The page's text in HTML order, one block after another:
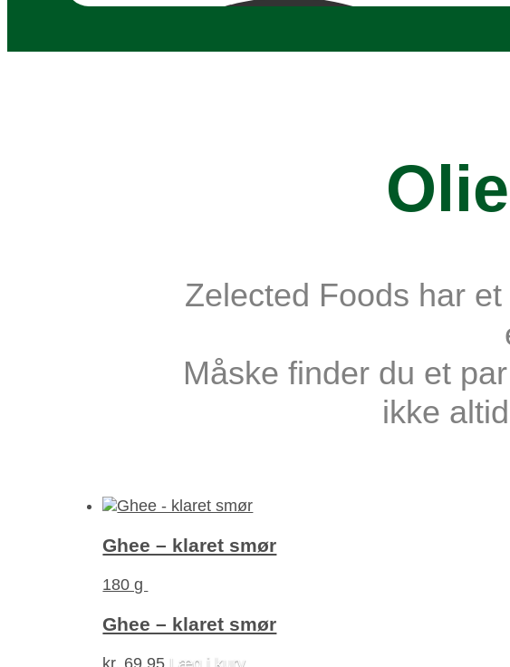
Zelected Foods har
Måske finder du et
ikke
Ghee – klaret smør
180 g
Ghee – klaret smør